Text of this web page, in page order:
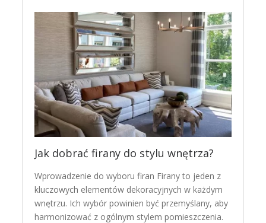
Jak dobrać firany do stylu wnętrza?
Wprowadzenie do wyboru firan Firany to jeden z
kluczowych elementów dekoracyjnych w każdym
wnętrzu. Ich wybór powinien być przemyślany, aby
harmonizować z ogólnym stylem pomieszczenia.